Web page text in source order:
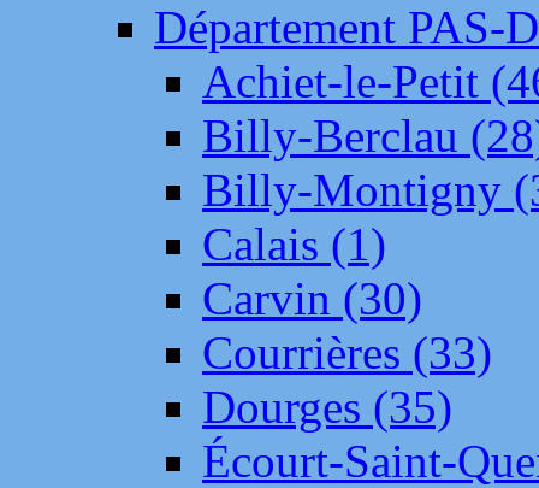
Département PAS-
Achiet-le-Petit
Billy-Berclau
Billy-Montigny
Calais (1)
Carvin (30)
Courrières (33)
Dourges (35)
Écourt-Saint-